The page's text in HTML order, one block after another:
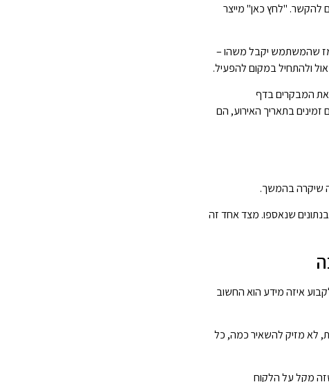
"לחץ כאן" מייצר
שהמשתמש יקבל משהו –
ולהתחיל במקום להפעיל.
את המבקרים בדף
בתאריך האירוע, הם
שיקרה בהמשך.
שנאספו. מצד אחד זה
איזה מידע הוא החשוב
לא מזיק להשאיר כמה, כל
מקל על הלקוח